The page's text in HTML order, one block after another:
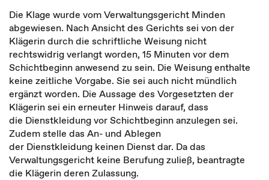
Die Klage wurde vom Verwaltungsgericht Minden
abgewiesen. Nach Ansicht des Gerichts sei von der
Klägerin durch die schriftliche Weisung nicht
rechtswidrig verlangt worden, 15 Minuten vor dem
Schichtbeginn anwesend zu sein. Die Weisung enthalte
keine zeitliche Vorgabe. Sie sei auch nicht mündlich
ergänzt worden. Die Aussage des Vorgesetzten der
Klägerin sei ein erneuter Hinweis darauf, dass
die Dienstkleidung vor Schichtbeginn anzulegen sei.
Zudem stelle das An- und Ablegen
der Dienstkleidung keinen Dienst dar. Da das
Verwaltungsgericht keine Berufung zuließ, beantragte
die Klägerin deren Zulassung.